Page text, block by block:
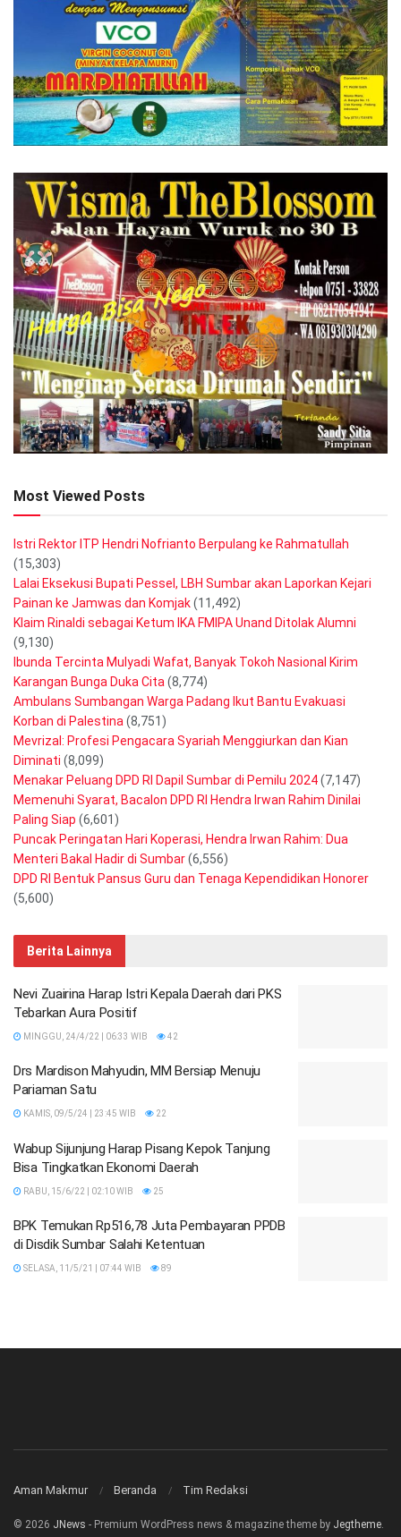
Most Viewed Posts
Istri Rektor ITP Hendri Nofrianto Berpulang ke Rahmatullah
(15,303)
Lalai Eksekusi Bupati Pessel, LBH Sumbar akan Laporkan Kejari
Painan ke Jamwas dan Komjak(11,492)
Klaim Rinaldi sebagai Ketum IKA FMIPA Unand Ditolak Alumni
(9,130)
Ibunda Tercinta Mulyadi Wafat, Banyak Tokoh Nasional Kirim
Karangan Bunga Duka Cita (8,774)
Ambulans Sumbangan Warga Padang Ikut Bantu Evakuasi
Korban di Palestina (8,751)
Mevrizal: Profesi Pengacara Syariah Menggiurkan dan Kian
Diminati (8,099)
Menakar Peluang DPD RI Dapil Sumbar di Pemilu 2024(7,147)
Memenuhi Syarat, Bacalon DPD RI Hendra Irwan Rahim Dinilai
Paling Siap (6,601)
Puncak Peringatan Hari Koperasi, Hendra Irwan Rahim: Dua
Menteri Bakal Hadir di Sumbar(6,556)
DPD RI Bentuk Pansus Guru dan Tenaga Kependidikan Honorer
(5,600)
Berita Lainnya
Nevi Zuairina Harap Istri Kepala Daerah dari PKS
Tebarkan Aura Positif
MINGGU, 24/4/22 | 06:33 WIB 42
Drs Mardison Mahyudin, MM Bersiap Menuju
Pariaman Satu
KAMIS, 09/5/24 | 23:45 WIB 22
Wabup Sijunjung Harap Pisang Kepok Tanjung
Bisa Tingkatkan Ekonomi Daerah
RABU, 15/6/22 | 02:10 WIB 25
BPK Temukan Rp516,78 Juta Pembayaran PPDB
di Disdik Sumbar Salahi Ketentuan
SELASA, 11/5/21 | 07:44 WIB 89
Aman Makmur Beranda Tim Redaksi
© 2026 JNews - Premium WordPress news & magazine theme by Jegtheme.